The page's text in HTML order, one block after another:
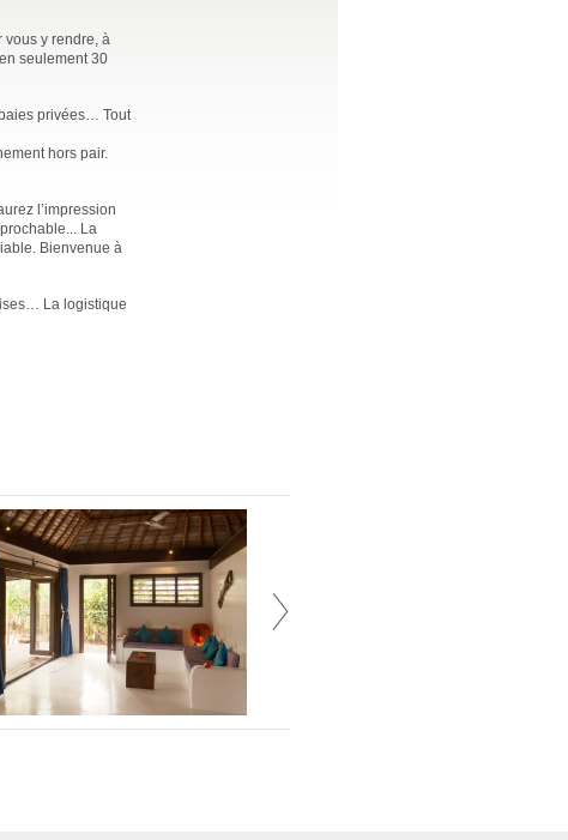
vous y rendre, à
seulement 30
privées… Tout
hors pair.
l’impression
La
Bienvenue à
La logistique